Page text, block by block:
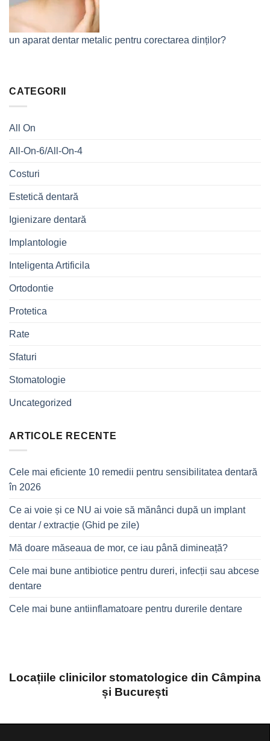
un aparat dentar metalic pentru corectarea dinților?
CATEGORII
All On
All-On-6/All-On-4
Costuri
Estetică dentară
Igienizare dentară
Implantologie
Inteligenta Artificila
Ortodontie
Protetica
Rate
Sfaturi
Stomatologie
Uncategorized
ARTICOLE RECENTE
Cele mai eficiente 10 remedii pentru sensibilitatea dentară
în 2026
Ce ai voie și ce NU ai voie să mănânci după un implant
dentar / extracție (Ghid pe zile)
Mă doare măseaua de mor, ce iau până dimineață?
Cele mai bune antibiotice pentru dureri, infecții sau abcese
dentare
Cele mai bune antiinflamatoare pentru durerile dentare
Locațiile clinicilor stomatologice din Câmpina
și București